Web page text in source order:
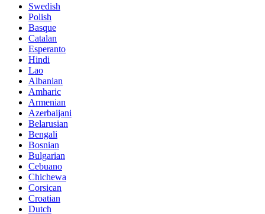
Swedish
Polish
Basque
Catalan
Esperanto
Hindi
Lao
Albanian
Amharic
Armenian
Azerbaijani
Belarusian
Bengali
Bosnian
Bulgarian
Cebuano
Chichewa
Corsican
Croatian
Dutch